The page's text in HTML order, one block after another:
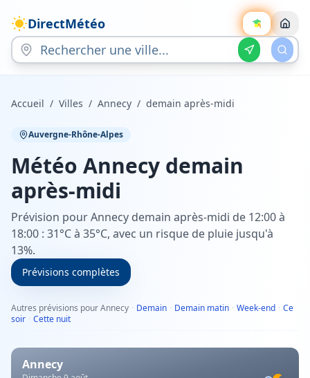
DirectMétéo
Accueil / Villes / Annecy / demain après-midi
Auvergne-Rhône-Alpes
Météo Annecy demain
après-midi
Prévision pour Annecy demain après-midi de 12:00 à
18:00 : 31°C à 35°C, avec un risque de pluie jusqu'à
13%.
Prévisions complètes
Autres prévisions pour Annecy · Demain · Demain matin · Week-end · Ce
soir · Cette nuit
Annecy